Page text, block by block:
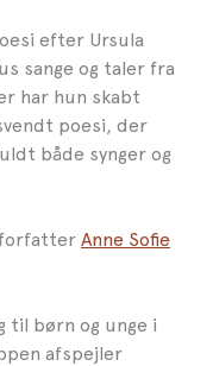
efter Ursula
sange og taler fra
har hun skabt
poesi, der
både synger og
forfatter Anne Sofie
til børn og unge i
afspejler